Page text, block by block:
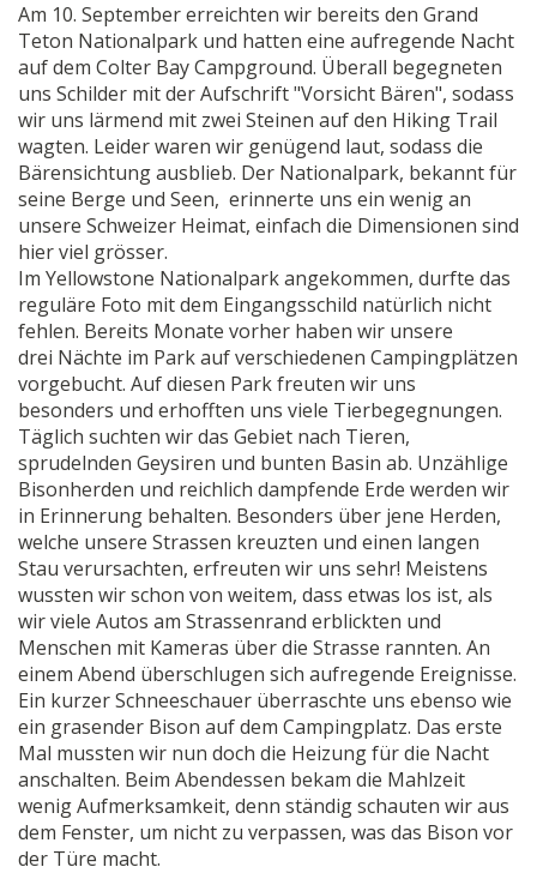
Am 10. September erreichten wir bereits den Grand
Teton Nationalpark und hatten eine aufregende Nacht
auf dem Colter Bay Campground. Überall begegneten
uns Schilder mit der Aufschrift "Vorsicht Bären", sodass
wir uns lärmend mit zwei Steinen auf den Hiking Trail
wagten. Leider waren wir genügend laut, sodass die
Bärensichtung ausblieb. Der Nationalpark, bekannt für
seine Berge und Seen, erinnerte uns ein wenig an
unsere Schweizer Heimat, einfach die Dimensionen sind
hier viel grösser.
Im Yellowstone Nationalpark angekommen, durfte das
reguläre Foto mit dem Eingangsschild natürlich nicht
fehlen. Bereits Monate vorher haben wir unsere
drei Nächte im Park auf verschiedenen Campingplätzen
vorgebucht. Auf diesen Park freuten wir uns
besonders und erhofften uns viele Tierbegegnungen.
Täglich suchten wir das Gebiet nach Tieren,
sprudelnden Geysiren und bunten Basin ab. Unzählige
Bisonherden und reichlich dampfende Erde werden wir
in Erinnerung behalten. Besonders über jene Herden,
welche unsere Strassen kreuzten und einen langen
Stau verursachten, erfreuten wir uns sehr! Meistens
wussten wir schon von weitem, dass etwas los ist, als
wir viele Autos am Strassenrand erblickten und
Menschen mit Kameras über die Strasse rannten. An
einem Abend überschlugen sich aufregende Ereignisse.
Ein kurzer Schneeschauer überraschte uns ebenso wie
ein grasender Bison auf dem Campingplatz. Das erste
Mal mussten wir nun doch die Heizung für die Nacht
anschalten. Beim Abendessen bekam die Mahlzeit
wenig Aufmerksamkeit, denn ständig schauten wir aus
dem Fenster, um nicht zu verpassen, was das Bison vor
der Türe macht.